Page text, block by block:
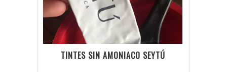
TINTES SIN AMONIACO SEYTÚ